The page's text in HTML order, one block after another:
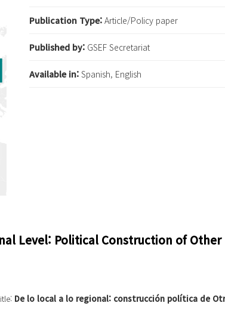
Publication Type:Article/Policy paper
Published by: GSEF Secretariat
Available in:Spanish, English
Level: Political Construction of Other
De lo local a lo regional: construcción política de